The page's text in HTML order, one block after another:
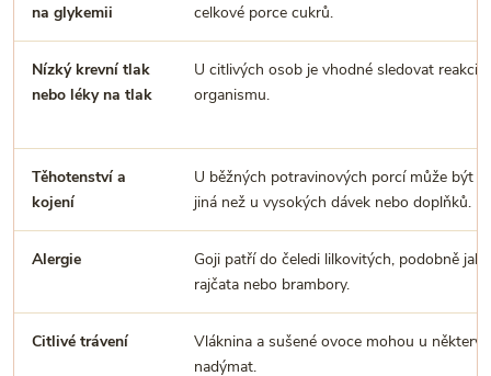
na glykemii
celkové porce cukrů.
Nízký krevní tlak
nebo léky na tlak
U citlivých osob je vhodné sledovat reakci
organismu.
Těhotenství a
kojení
U běžných potravinových porcí může být
jiná než u vysokých dávek nebo doplňků.
Alergie
Goji patří do čeledi lilkovitých, podobně jako
rajčata nebo brambory.
Citlivé trávení
Vláknina a sušené ovoce mohou u
nadýmat.